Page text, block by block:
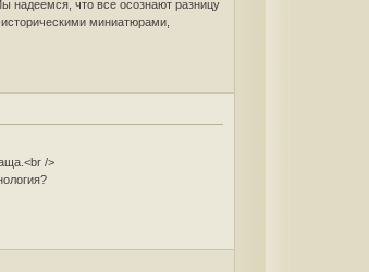
надеемся, что все осознают разницу
миниатюрами,
/>